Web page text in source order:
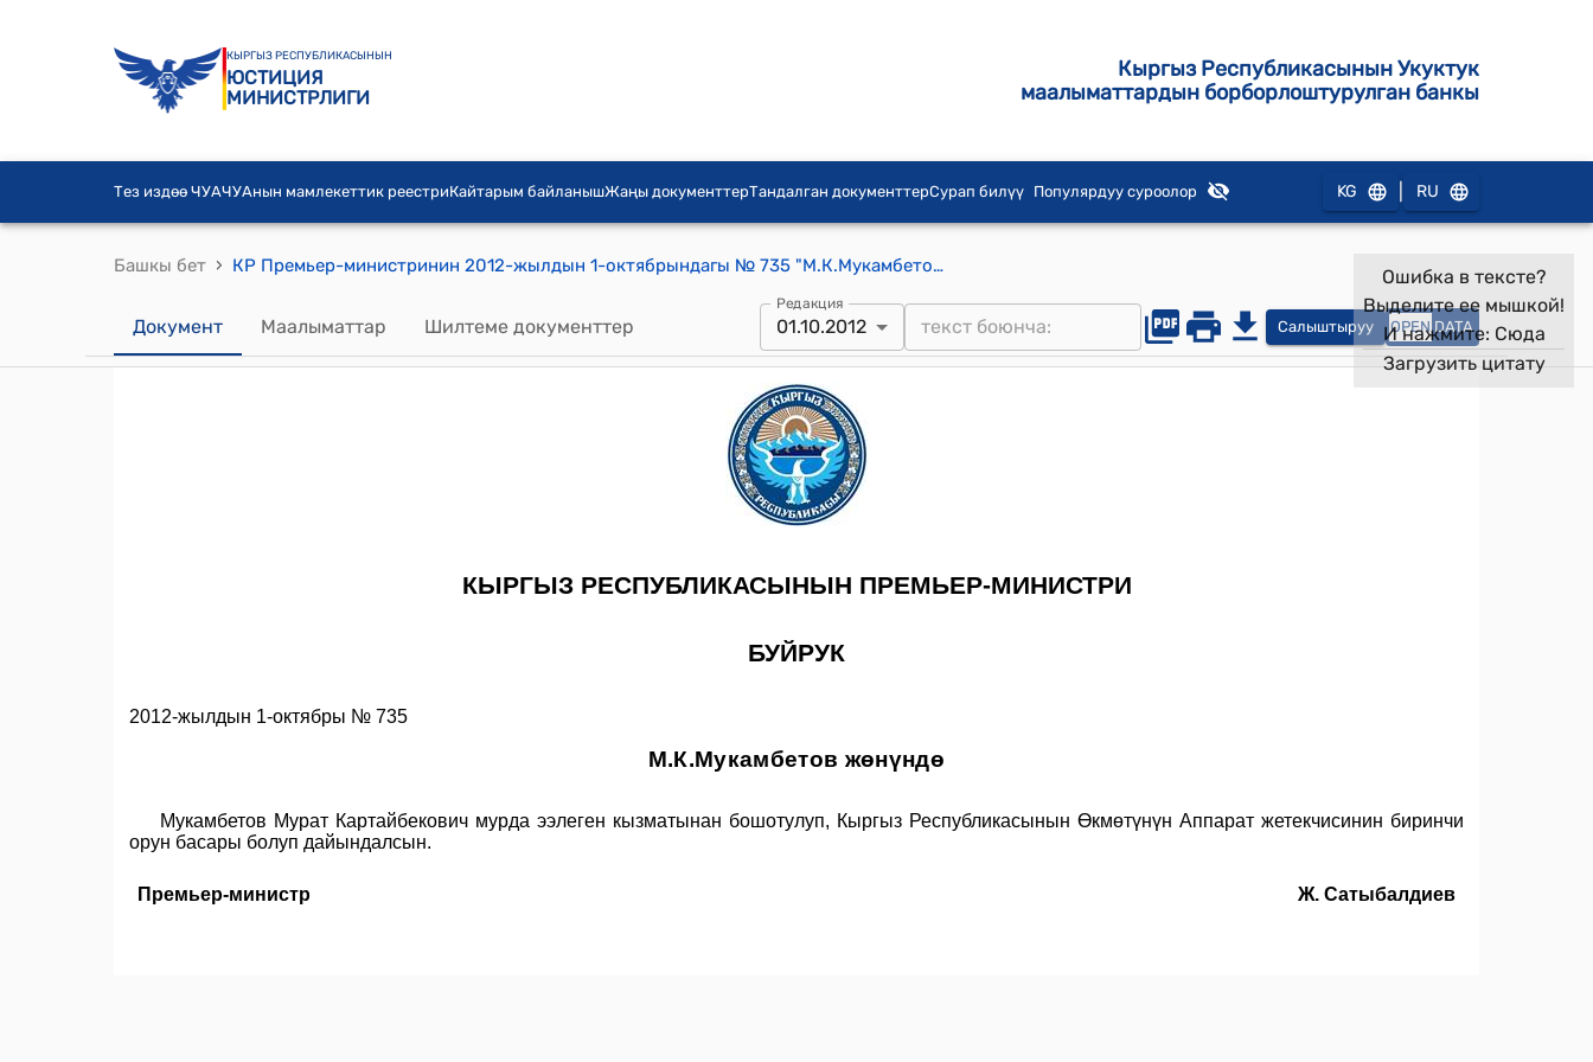
КЫРГЫЗ РЕСПУБЛИКАСЫНЫН
ЮСТИЦИЯ
МИНИСТРЛИГИ
Кыргыз Республикасынын Укуктук
маалыматтардын борборлоштурулган банкы
Тез издөө ЧУАЧУАнын мамлекеттик реестриКайтарым байланышЖаңы документтерТандалган документтерСурап билүү Популярдуу суроолор KG RU
Башкы бет › КР Премьер-министринин 2012-жылдын 1-октябрындагы № 735 "М.К.Мукамбетов жөнүндө" буйругу
Документ Маалыматтар Шилтеме документтер
Редакция
01.10.2012 Салыштыруу OPEN DATA
Ошибка в тексте?
Выделите ее мышкой!
И нажмите: Сюда
Загрузить цитату